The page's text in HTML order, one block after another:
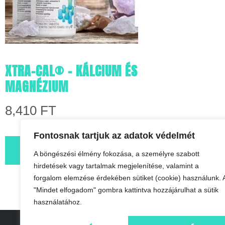
Fontosnak tartjuk az adatok védelmét
A böngészési élmény fokozása, a személyre szabott
hirdetések vagy tartalmak megjelenítése, valamint a
forgalom elemzése érdekében sütiket (cookie) használunk.
"Mindet elfogadom" gombra kattintva hozzájárulhat a sütik
használatához.
XTRA-CAL® – KÁLCIUM ÉS
MAGNÉZIUM
8,410 FT
KOSÁRBA TESZEM